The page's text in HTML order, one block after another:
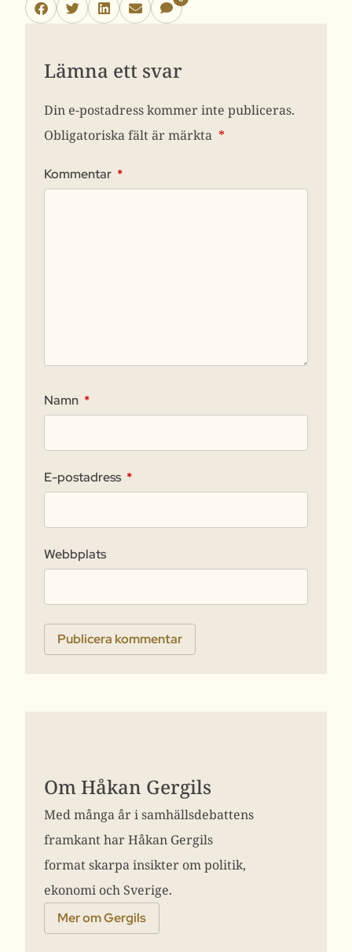
Lämna ett svar
Din e-postadress kommer inte publiceras.
Obligatoriska fält är märkta *
Kommentar *
Namn *
E-postadress *
Webbplats
Om Håkan Gergils
Med många år i samhällsdebattens
framkant har Håkan Gergils
format skarpa insikter om politik,
ekonomi och Sverige.
Mer om Gergils